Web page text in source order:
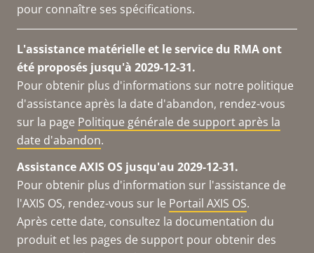
pour connaître ses spécifications.
L'assistance matérielle et le service du RMA ont
été proposés jusqu'à 2029-12-31.
Pour obtenir plus d'informations sur notre politique
d'assistance après la date d'abandon, rendez-vous
sur la page Politique générale de support après la
date d'abandon.
Assistance AXIS OS jusqu'au 2029-12-31.
Pour obtenir plus d'information sur l'assistance de
l'AXIS OS, rendez-vous sur le Portail AXIS OS.
Après cette date, consultez la documentation du
produit et les pages de support pour obtenir des